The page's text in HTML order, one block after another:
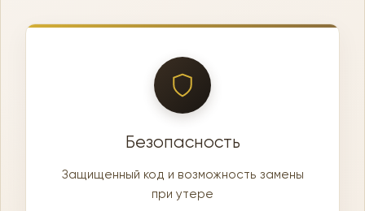
Безопасность
Защищенный код и возможность замены
при утере